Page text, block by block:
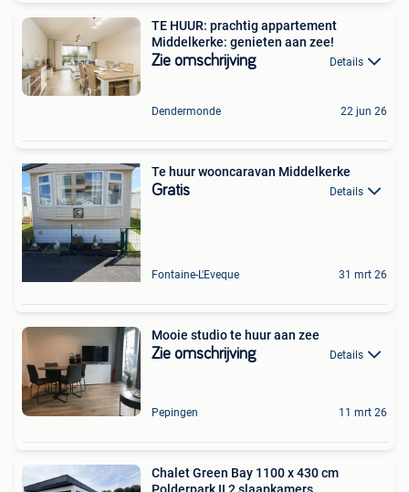
TE HUUR: prachtig appartement
Middelkerke: genieten aan zee!
Zie omschrijving Details
Dendermonde 22 jun 26
Te huur wooncaravan Middelkerke
Gratis Details
Fontaine-L'Eveque 31 mrt 26
Mooie studio te huur aan zee
Zie omschrijving Details
Pepingen 11 mrt 26
Chalet Green Bay 1100 x 430 cm
Polderpark II 2 slaapkamers